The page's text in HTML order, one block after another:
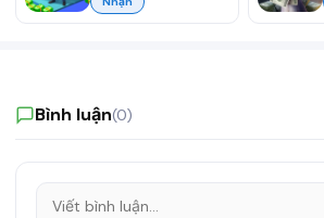
Bình luận(0)